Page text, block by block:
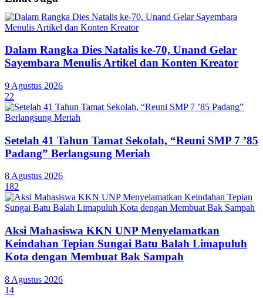
Dalam Rangka Dies Natalis ke-70, Unand Gelar
Sayembara Menulis Artikel dan Konten Kreator
9 Agustus 2026
22
Setelah 41 Tahun Tamat Sekolah, “Reuni SMP 7 ’85
Padang” Berlangsung Meriah
8 Agustus 2026
182
Aksi Mahasiswa KKN UNP Menyelamatkan
Keindahan Tepian Sungai Batu Balah Limapuluh
Kota dengan Membuat Bak Sampah
8 Agustus 2026
14